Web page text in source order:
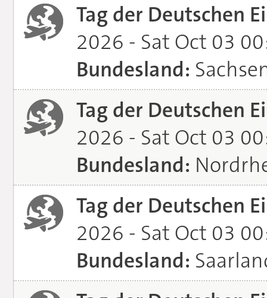
Tag der Deutschen
2026 - Sat Oct 03
Bundesland:
Tag der Deutschen
2026 - Sat Oct 03
Bundesland:
Tag der Deutschen
2026 - Sat Oct 03
Bundesland: